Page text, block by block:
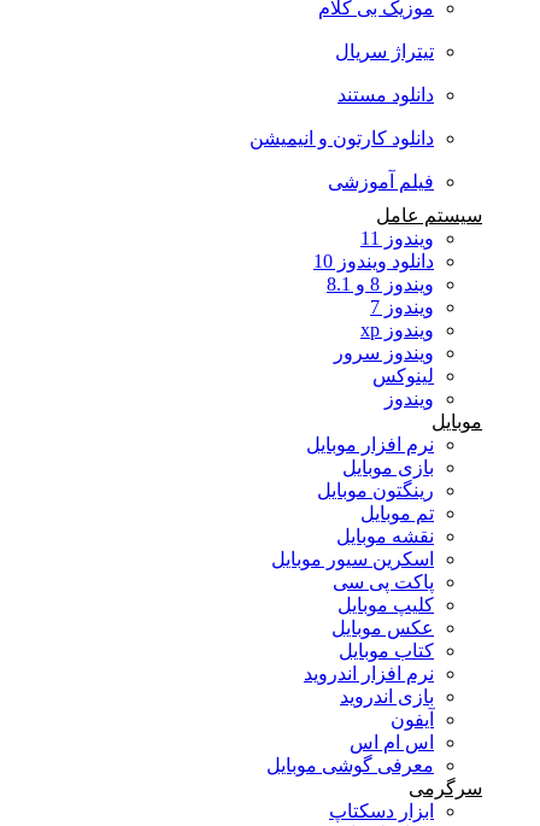
موزیک بی کلام
تیتراژ سریال
دانلود مستند
دانلود کارتون و انیمیشن
فیلم آموزشی
سیستم عامل
ویندوز 11
دانلود ویندوز 10
ویندوز 8 و 8.1
ویندوز 7
ویندوز xp
ویندوز سرور
لینوکس
ویندوز
موبایل
نرم افزار موبایل
بازی موبایل
رینگتون موبایل
تم موبایل
نقشه موبایل
اسکرین سیور موبایل
پاکت پی سی
کلیپ موبایل
عکس موبایل
کتاب موبایل
نرم افزار اندروید
بازی اندروید
آیفون
اس ام اس
معرفی گوشی موبایل
سرگرمی
ابزار دسکتاپ